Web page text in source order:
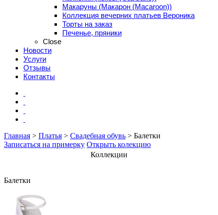
Макаруны (Макарон (Мacaroon))
Коллекция вечерних платьев Вероника
Торты на заказ
Печенье, пряники
Close
Новости
Услуги
Отзывы
Контакты
Главная > Платья > Свадебная обувь > Балетки
Записаться на примерку Открыть колекцию
Коллекции
Балетки